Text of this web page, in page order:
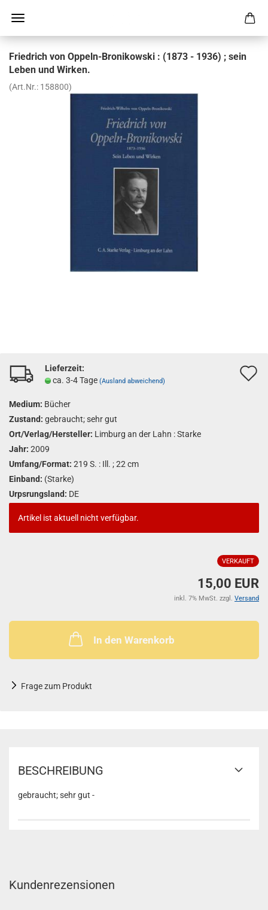
Fried­rich von Oppeln-​Bronikowski : (1873 - 1936) ; sein
Leben und Wir­ken.
(Art.Nr.: 158800)
Lieferzeit:
ca. 3-4 Tage (Ausland abweichend)
Medium: Bücher
Zustand: gebraucht; sehr gut
Ort/Verlag/Hersteller: Limburg an der Lahn : Starke
Jahr: 2009
Umfang/Format: 219 S. : Ill. ; 22 cm
Einband: (Starke)
Urpsrungsland: DE
Artikel ist aktuell nicht verfügbar.
VERKAUFT
15,00 EUR
inkl. 7% MwSt. zzgl. Versand
In den Warenkorb
Frage zum Produkt
BESCHREIBUNG
gebraucht; sehr gut -
Kundenrezensionen